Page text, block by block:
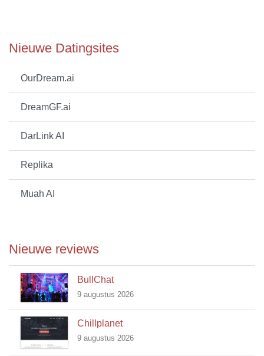
Nieuwe Datingsites
OurDream.ai
DreamGF.ai
DarLink AI
Replika
Muah AI
Nieuwe reviews
BullChat
9 augustus 2026
Chillplanet
9 augustus 2026